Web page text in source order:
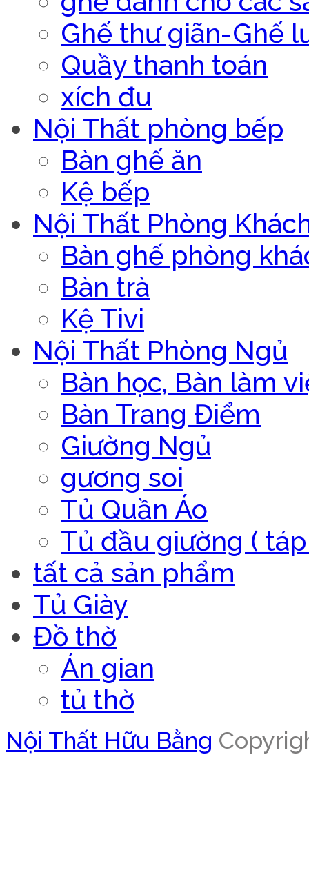
Ghế thư giãn-Ghế
Quầy thanh toán
xích đu
Nội Thất phòng bếp
Bàn ghế ăn
Kệ bếp
Nội Thất Phòng
Bàn ghế phòng
Bàn trà
Kệ Tivi
Nội Thất Phòng Ngủ
Bàn học, Bàn làm
Bàn Trang Điểm
Giường Ngủ
gương soi
Tủ Quần Áo
Tủ đầu giường (
tất cả sản phẩm
Tủ Giày
Đồ thờ
Án gian
tủ thờ
Nội Thất Hữu Bằng